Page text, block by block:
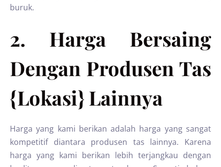
buruk.
2. Harga Bersaing
Dengan Produsen Tas
{Lokasi} Lainnya
Harga yang kami berikan adalah harga yang sangat
kompetitif diantara produsen tas lainnya. Karena
harga yang kami berikan lebih terjangkau dengan